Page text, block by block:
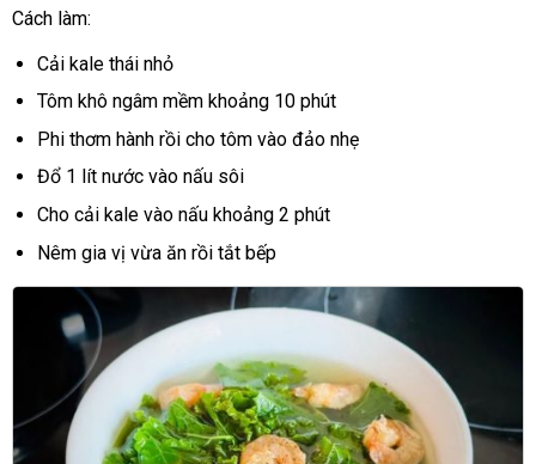
Cách làm:
Cải kale thái nhỏ
Tôm khô ngâm mềm khoảng 10 phút
Phi thơm hành rồi cho tôm vào đảo nhẹ
Đổ 1 lít nước vào nấu sôi
Cho cải kale vào nấu khoảng 2 phút
Nêm gia vị vừa ăn rồi tắt bếp